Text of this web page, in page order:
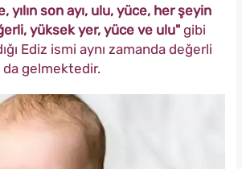
yılın son ayı, ulu, yüce, her şeyin
yüksek yer, yüce ve ulu" gibi
Ediz ismi aynı zamanda değerli
da gelmektedir.